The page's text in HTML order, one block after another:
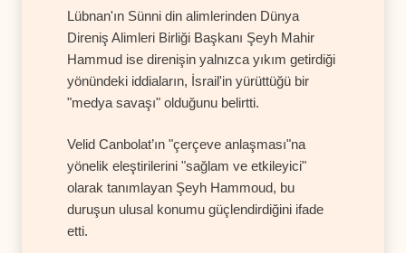
Lübnan'ın Sünni din alimlerinden Dünya
Direniş Alimleri Birliği Başkanı Şeyh Mahir
Hammud ise direnişin yalnızca yıkım getirdiği
yönündeki iddiaların, İsrail'in yürüttüğü bir
"medya savaşı" olduğunu belirtti.
Velid Canbolat’ın "çerçeve anlaşması"na
yönelik eleştirilerini "sağlam ve etkileyici"
olarak tanımlayan Şeyh Hammoud, bu
duruşun ulusal konumu güçlendirdiğini ifade
etti.